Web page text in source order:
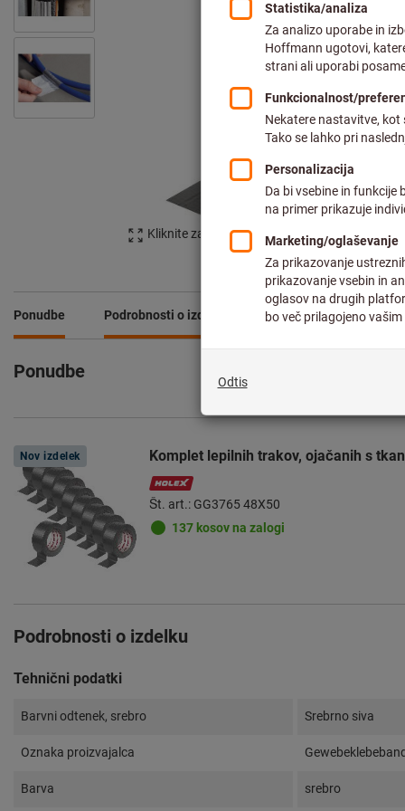
Kliknite za povečavo slike
Ponudbe Podrobnosti o izdelku Opis Prenosi in
Ponudbe
Nov izdelek Komplet lepilnih trakov, ojačanih s
Št. art.: GG3765 48X50
137 kosov na zalogi
Podrobnosti o izdelku
Tehnični podatki
Barvni odtenek, srebro Srebrno siva
Oznaka proizvajalca Gewebeklebeband
Barva srebro